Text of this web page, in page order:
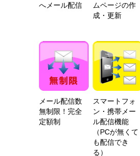
へメール配信
ムページの作
成・更新
メール配信数
無制限！完全
定額制
スマートフォ
ン・携帯メー
ル配信機能
（PCが無くて
も配信でき
る）